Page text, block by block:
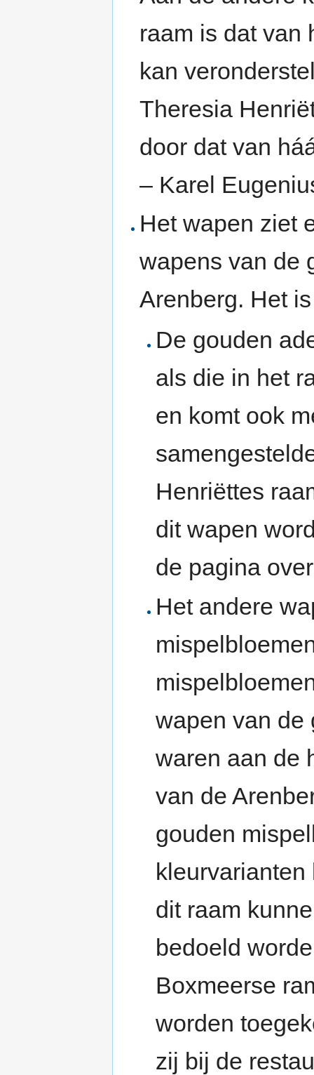
raam is dat van
kan
Theresia
door dat van
– Karel
Het wapen ziet
wapens van de
Arenberg. Het
De gouden
als die in het
en komt ook
Henriëttes
dit wapen
de pagina
Het andere
wapen van de
waren aan de
van de
gouden
kleurvarianten
dit raam
bedoeld
Boxmeerse
worden
zij bij de